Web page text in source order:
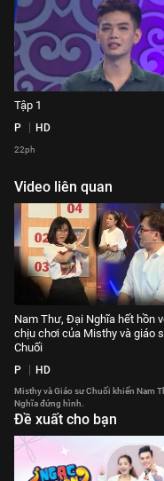
Tập 1
P HD
22ph
Video liên quan
Nam Thư, Đại Nghĩa hết hồn
chịu chơi của Misthy và giáo
Chuối
P HD
Misthy và Giáo sư Chuối khiến Nam
Nghĩa đứng hình.
Đề xuất cho bạn